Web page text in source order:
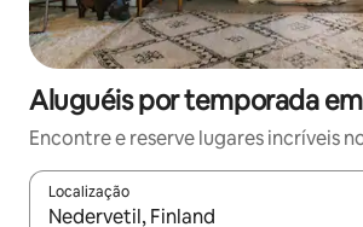
Aluguéis por temporada
Encontre e reserve lugares incríveis
Localização
Quando os resultados estiverem